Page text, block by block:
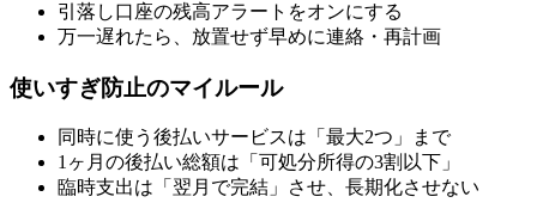
引落し口座の残高アラートをオンにする
万一遅れたら、放置せず早めに連絡・再計画
使いすぎ防止のマイルール
同時に使う後払いサービスは「最大2つ」まで
1ヶ月の後払い総額は「可処分所得の3割以下」
臨時支出は「翌月で完結」させ、長期化させない